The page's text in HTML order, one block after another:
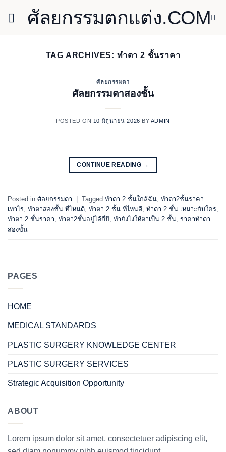
ศัลยกรรมตกแต่ง.COM
TAG ARCHIVES: ทำตา 2 ชั้นราคา
ศัลยกรรมตา
ศัลยกรรมตาสองชั้น
POSTED ON 10 มิถุนายน 2026 BY ADMIN
CONTINUE READING →
Posted in ศัลยกรรมตา Tagged ทําตา 2 ชั้นใกล้ฉัน ทําตา2ชั้นราคา
เท่าไร ทําตาสองชั้น ที่ไหนดี ทำตา 2 ชั้น ที่ไหนดี ทำตา 2 ชั้น เหมาะกับใคร
ทำตา 2 ชั้นราคา ทำตา2ชั้นอยู่ได้กี่ปี ทำยังไงให้ตาเป็น 2 ชั้น ราคาทําตา
สองชั้น
PAGES
HOME
MEDICAL STANDARDS
PLASTIC SURGERY KNOWLEDGE CENTER
PLASTIC SURGERY SERVICES
Strategic Acquisition Opportunity
ABOUT
Lorem ipsum dolor sit amet, consectetuer adipiscing elit,